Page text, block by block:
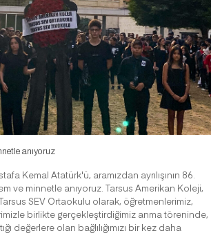
anıyoruz
Kemal Atatürk'ü, aramızdan ayrılışının 86.
ve minnetle anıyoruz. Tarsus Amerikan Koleji,
SEV Ortaokulu olarak, öğretmenlerimiz,
birlikte gerçekleştirdiğimiz anma töreninde,
değerlere olan bağlılığımızı bir kez daha